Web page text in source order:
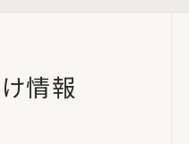
情報